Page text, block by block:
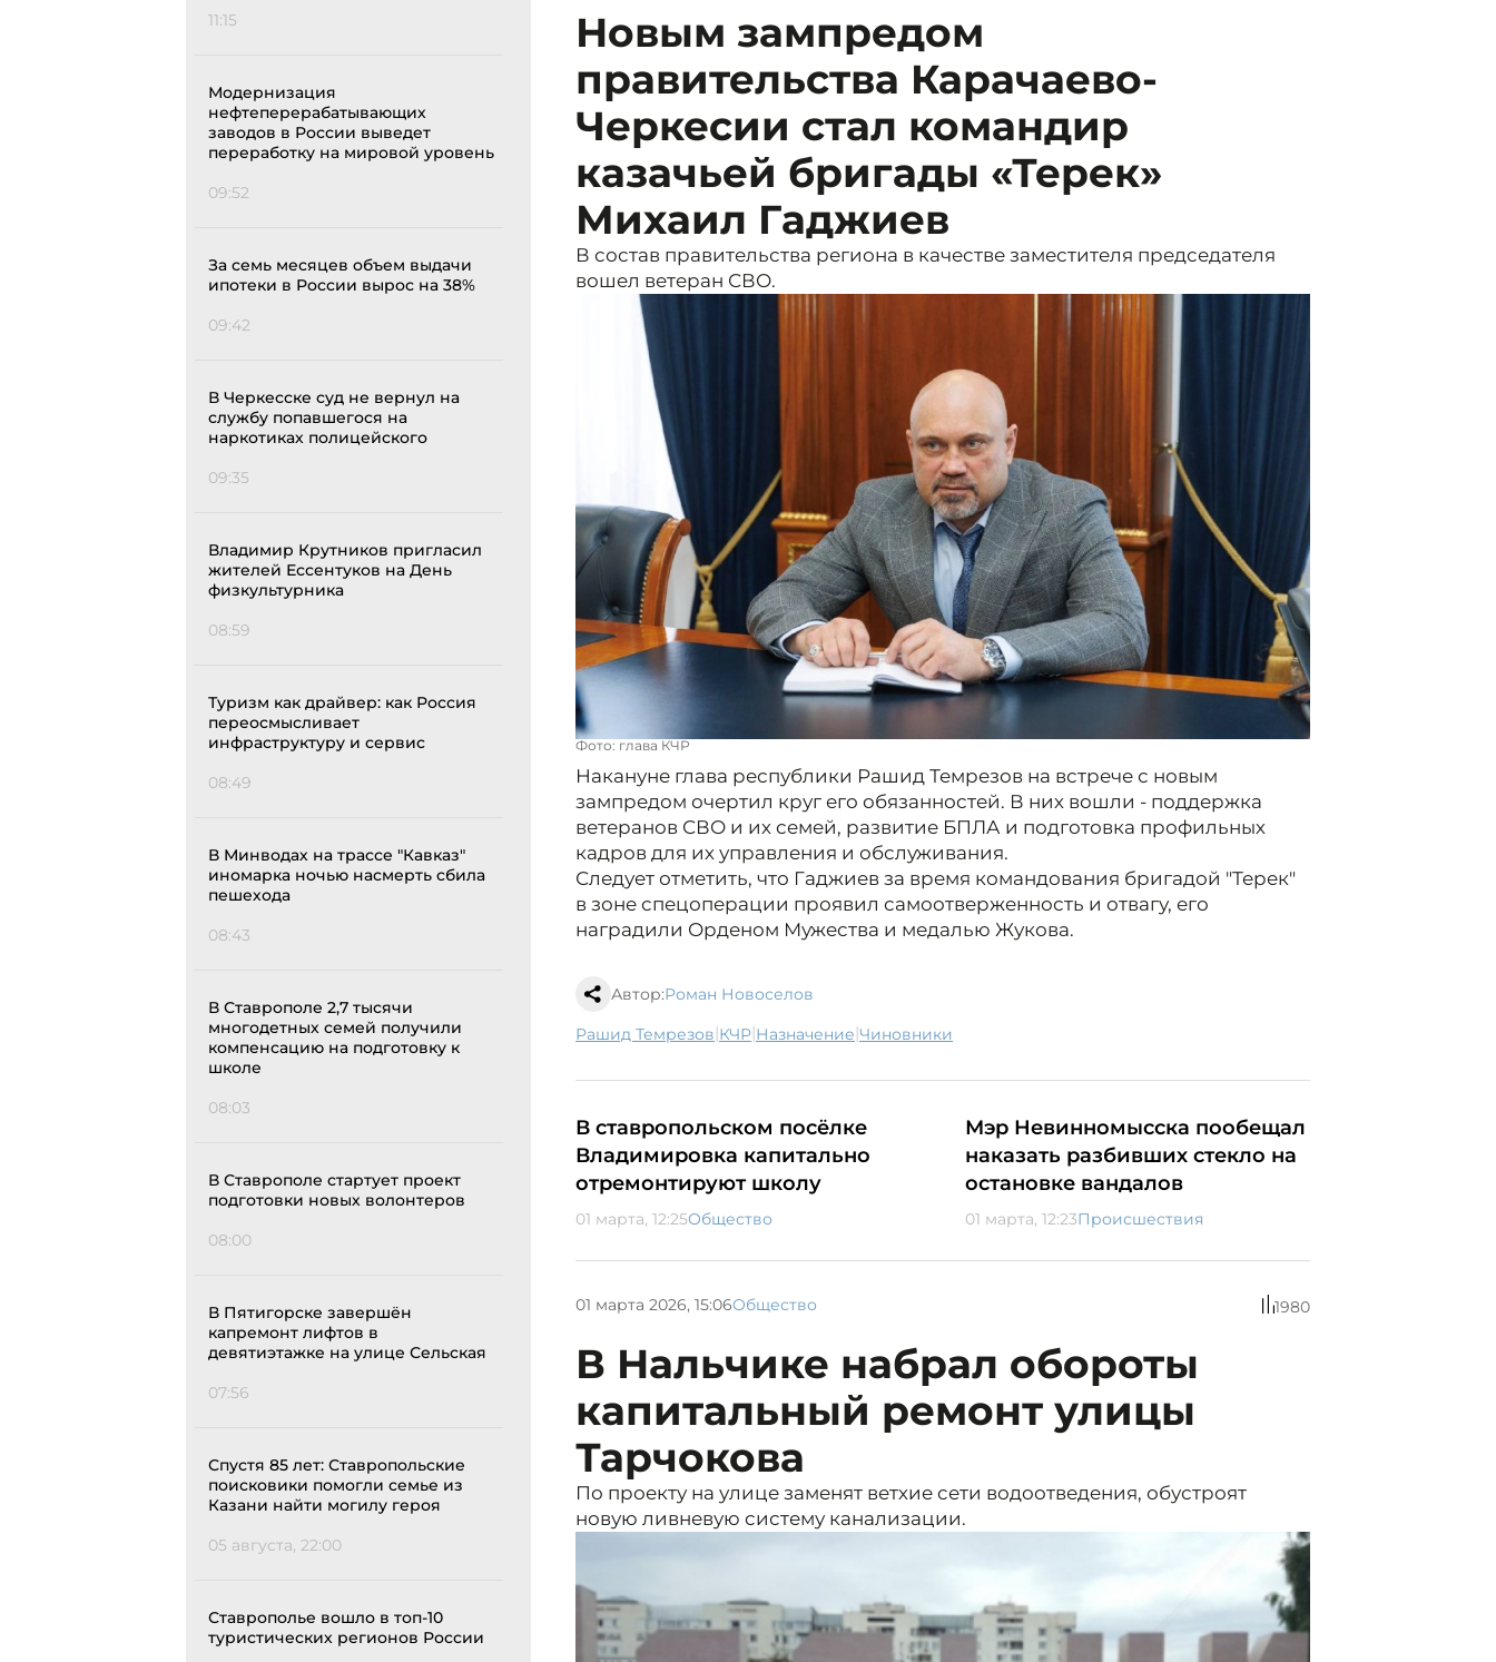
11:15
Модернизация
нефтеперерабатывающих
заводов в России выведет
переработку на мировой уровень
09:52
За семь месяцев объем выдачи
ипотеки в России вырос на 38%
09:42
В Черкесске суд не вернул на
службу попавшегося на
наркотиках полицейского
09:35
Владимир Крутников пригласил
жителей Ессентуков на День
физкультурника
08:59
Туризм как драйвер: как Россия
переосмысливает
инфраструктуру и сервис
08:49
В Минводах на трассе "Кавказ"
иномарка ночью насмерть сбила
пешехода
08:43
В Ставрополе 2,7 тысячи
многодетных семей получили
компенсацию на подготовку к
школе
08:03
В Ставрополе стартует проект
подготовки новых волонтеров
08:00
В Пятигорске завершён
капремонт лифтов в
девятиэтажке на улице Сельская
07:56
Спустя 85 лет: Ставропольские
поисковики помогли семье из
Казани найти могилу героя
05 августа, 22:00
Ставрополье вошло в топ-10
туристических регионов России
Новым зампредом
правительства Карачаево-
Черкесии стал командир
казачьей бригады «Терек»
Михаил Гаджиев
В состав правительства региона в качестве заместителя председателя
вошел ветеран СВО.
Фото: глава КЧР
Накануне глава республики Рашид Темрезов на встрече с новым
зампредом очертил круг его обязанностей. В них вошли - поддержка
ветеранов СВО и их семей, развитие БПЛА и подготовка профильных
кадров для их управления и обслуживания.
Следует отметить, что Гаджиев за время командования бригадой "Терек"
в зоне спецоперации проявил самоотверженность и отвагу, его
наградили Орденом Мужества и медалью Жукова.
Автор:Роман Новоселов
Рашид Темрезов| КЧР| назначение| чиновники
В ставропольском посёлке
Владимировка капитально
отремонтируют школу
01 марта, 12:25Общество
Мэр Невинномысска пообещал
наказать разбивших стекло на
остановке вандалов
01 марта, 12:23Происшествия
01 марта 2026, 15:06Общество 1980
В Нальчике набрал обороты
капитальный ремонт улицы
Тарчокова
По проекту на улице заменят ветхие сети водоотведения, обустроят
новую ливневую систему канализации.